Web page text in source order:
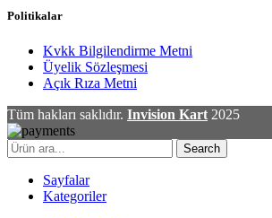
Politikalar
Kvkk Bilgilendirme Metni
Üyelik Sözleşmesi
Açık Rıza Metni
Tüm hakları saklıdır. Invision Kart 2025
Search
Sayfalar
Kategoriler